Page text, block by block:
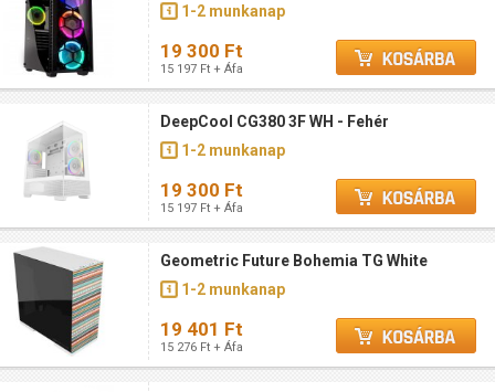
1-2 munkanap
19 300 Ft
15 197 Ft + Áfa
DeepCool CG380 3F WH - Fehér
1-2 munkanap
19 300 Ft
15 197 Ft + Áfa
Geometric Future Bohemia TG White
1-2 munkanap
19 401 Ft
15 276 Ft + Áfa